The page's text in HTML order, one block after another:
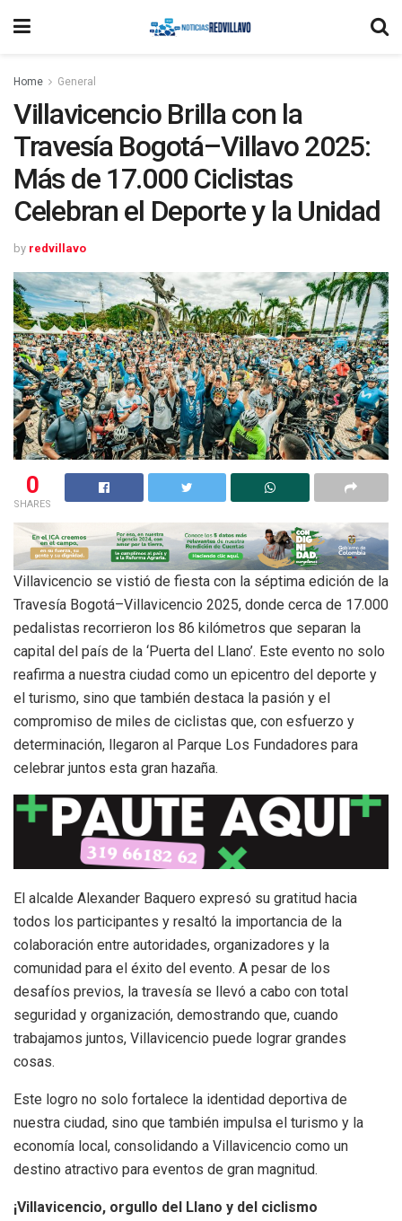
Home General
Villavicencio Brilla con la
Travesía Bogotá–Villavo 2025:
Más de 17.000 Ciclistas
Celebran el Deporte y la Unidad
by redvillavo
0
SHARES
Villavicencio se vistió de fiesta con la séptima edición de la
Travesía Bogotá–Villavicencio 2025, donde cerca de 17.000
pedalistas recorrieron los 86 kilómetros que separan la
capital del país de la ‘Puerta del Llano’. Este evento no solo
reafirma a nuestra ciudad como un epicentro del deporte y
el turismo, sino que también destaca la pasión y el
compromiso de miles de ciclistas que, con esfuerzo y
determinación, llegaron al Parque Los Fundadores para
celebrar juntos esta gran hazaña.
El alcalde Alexander Baquero expresó su gratitud hacia
todos los participantes y resaltó la importancia de la
colaboración entre autoridades, organizadores y la
comunidad para el éxito del evento. A pesar de los
desafíos previos, la travesía se llevó a cabo con total
seguridad y organización, demostrando que, cuando
trabajamos juntos, Villavicencio puede lograr grandes
cosas.
Este logro no solo fortalece la identidad deportiva de
nuestra ciudad, sino que también impulsa el turismo y la
economía local, consolidando a Villavicencio como un
destino atractivo para eventos de gran magnitud.
¡Villavicencio, orgullo del Llano y del ciclismo